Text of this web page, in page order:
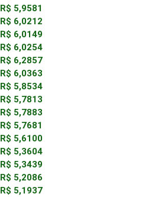
R$ 5,9581
R$ 6,0212
R$ 6,0149
R$ 6,0254
R$ 6,2857
R$ 6,0363
R$ 5,8534
R$ 5,7813
R$ 5,7883
R$ 5,7681
R$ 5,6100
R$ 5,3604
R$ 5,3439
R$ 5,2086
R$ 5,1937